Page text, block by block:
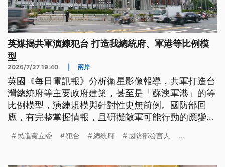
英媒揭共軍演練犯台 打造我總統府、軍港等比例模
型
2026/7/27 19:40 兩岸
英國《每日電訊報》分析衛星影像報導，共軍打造台
灣總統府等主要政府建築，甚至是「蘇澳軍港」的等
比例模型，演練規模與針對性史無前例。國防部回
應，有完整掌握情報，且研擬敵軍可能行動的應變措
野提出共14個版本的《無人載具採購條例》，朝野各
民進黨立委 犯台 總統府 國防部發言人 ...